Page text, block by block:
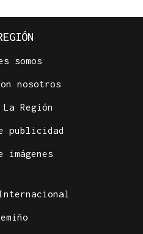
somos
nosotros
Región
publicidad
imágenes